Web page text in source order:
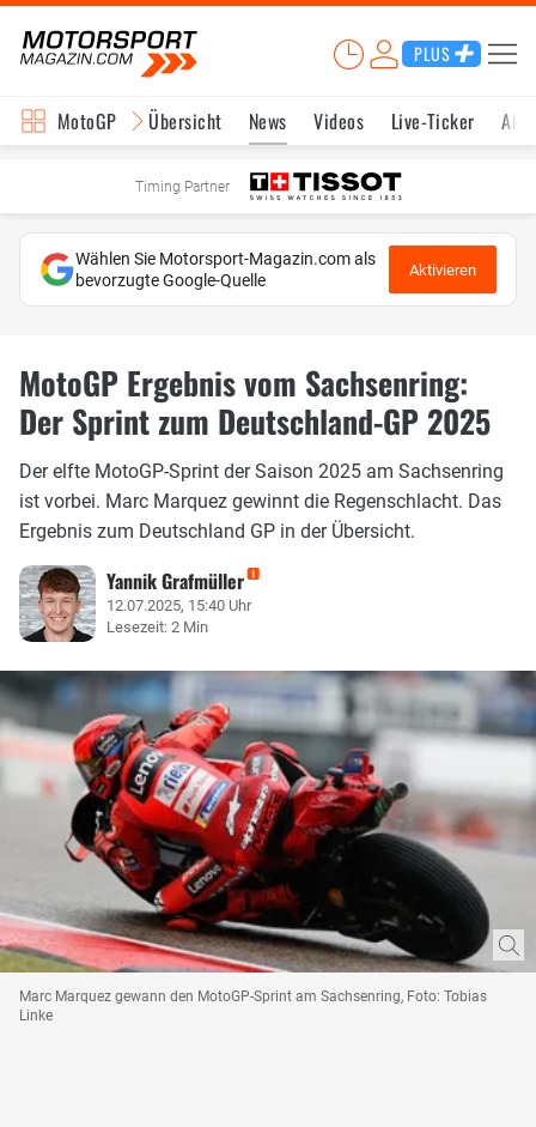
PLUS
MotoGP Übersicht News Videos Live-Ticker
Timing Partner
Wählen Sie Motorsport-Magazin.com als
bevorzugte Google-Quelle
Aktivieren
MotoGP Ergebnis vom Sachsenring:
Der Sprint zum Deutschland-GP 2025
Der elfte MotoGP-Sprint der Saison 2025 am Sachsenring
ist vorbei. Marc Marquez gewinnt die Regenschlacht. Das
Ergebnis zum Deutschland GP in der Übersicht.
Yannik Grafmüller
12.07.2025, 15:40 Uhr
Lesezeit: 2 Min
Marc Marquez gewann den MotoGP-Sprint am Sachsenring, Foto: Tobias
Linke